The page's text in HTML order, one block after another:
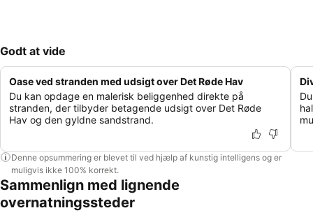
Godt at vide
Oase ved stranden med udsigt over Det Røde Hav
Du kan opdage en malerisk beliggenhed direkte på
stranden, der tilbyder betagende udsigt over Det Røde
Hav og den gyldne sandstrand.
Denne opsummering er blevet til ved hjælp af kunstig intelligens og er
muligvis ikke 100% korrekt.
Sammenlign med lignende
overnatningssteder